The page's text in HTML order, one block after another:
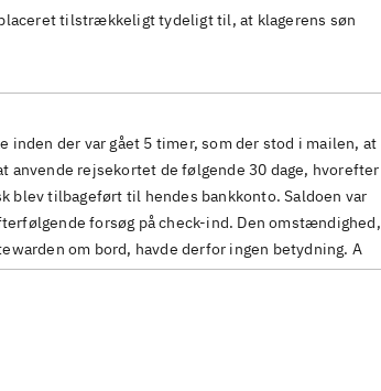
tilstrækkeligt tydeligt til, at klagerens søn
inden der var gået 5 timer, som der stod i mailen, at
anvende rejsekortet de følgende 30 dage, hvorefter
blev tilbageført til hendes bankkonto. Saldoen var
forsøg på check-ind. Den omstændighed,
om bord, havde derfor ingen betydning. A